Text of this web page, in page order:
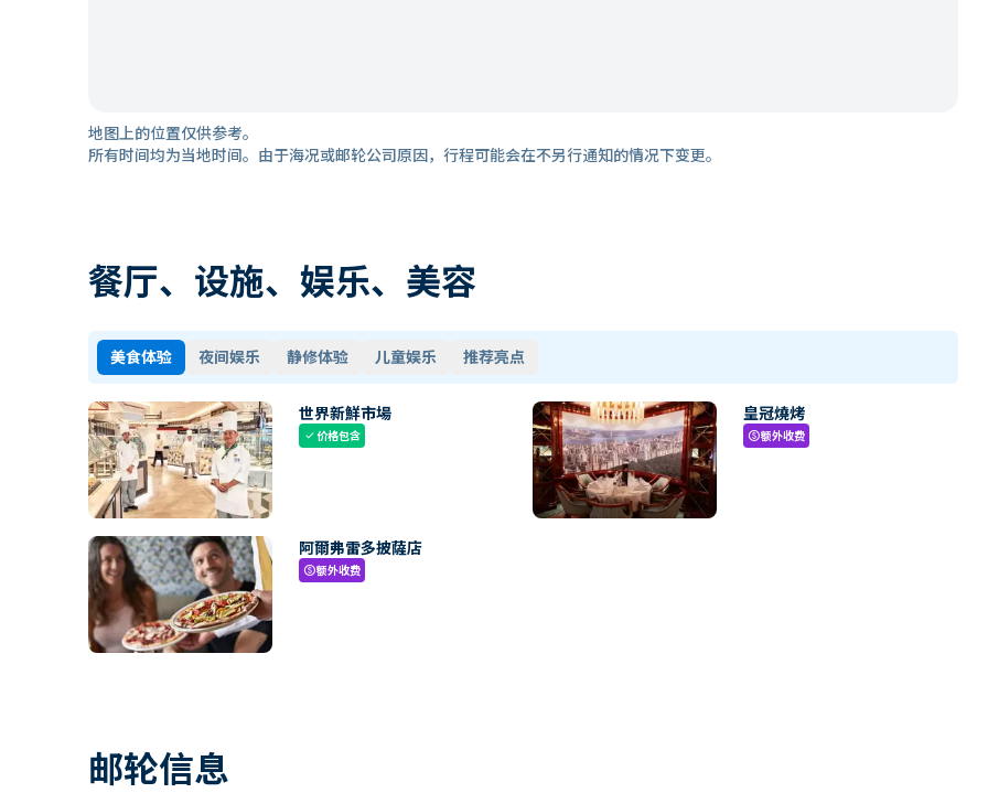
地图上的位置仅供参考。
所有时间均为当地时间。由于海况或邮轮公司原因，行程可能会在不另行通知的情况下变更。
餐厅、设施、娱乐、美容
美食体验 夜间娱乐 静修体验 儿童娱乐 推荐亮点
世界新鮮市場
check价格包含
皇冠燒烤
paid额外收费
阿爾弗雷多披薩店
paid额外收费
邮轮信息